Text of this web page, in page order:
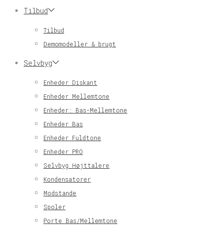
Tilbud
Tilbud
Demomodeller & brugt
Selvbyg
Enheder Diskant
Enheder Mellemtone
Enheder: Bas-Mellemtone
Enheder Bas
Enheder Fuldtone
Enheder PRO
Selvbyg Højttalere
Kondensatorer
Modstande
Spoler
Porte Bas/Mellemtone